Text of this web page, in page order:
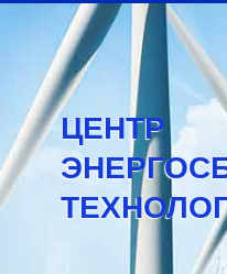
ЦЕНТР